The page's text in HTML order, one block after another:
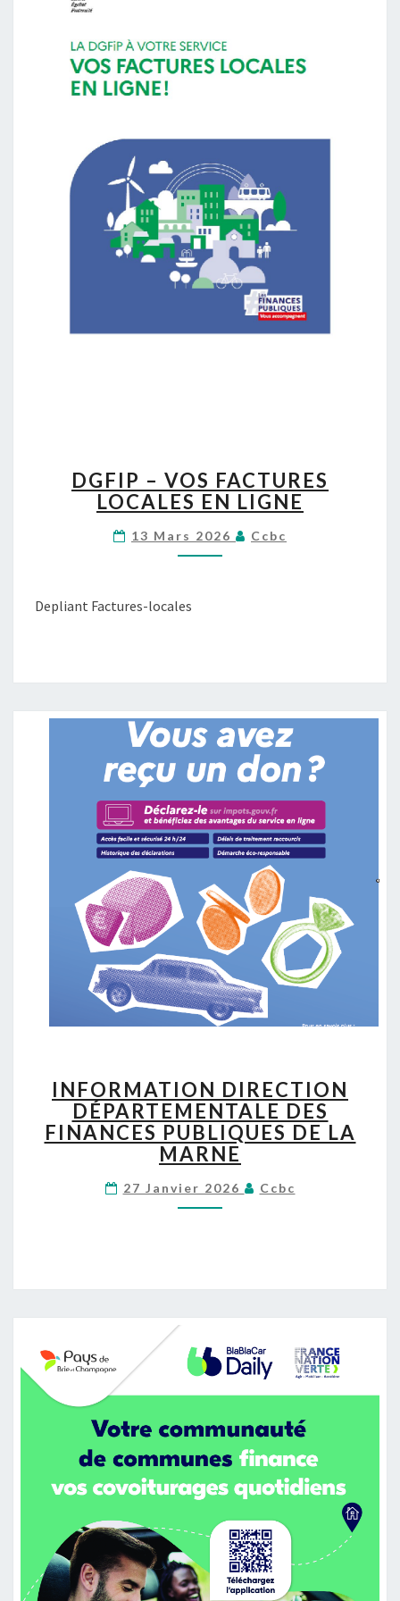
U
M
E
J
U
I
L
L
E
G
F
P
–
U
R
S
O
C
A
E
S
E
N
L
I
G
N
DGFIP – VOS FACTURES
LOCALES EN LIGNE
13 Mars 2026 Ccbc
Depliant Factures-locales
N
F
O
R
M
A
T
D
E
C
O
D
É
P
R
T
E
INFORMATION DIRECTION
DÉPARTEMENTALE DES
FINANCES PUBLIQUES DE LA
MARNE
27 Janvier 2026 Ccbc